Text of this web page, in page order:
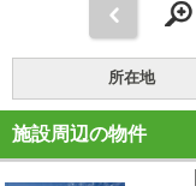
所在地
施設周辺の物件